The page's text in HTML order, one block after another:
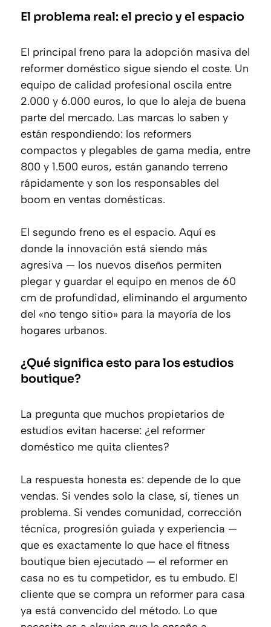
El problema real: el precio y el espacio
El principal freno para la adopción masiva del
reformer doméstico sigue siendo el coste. Un
equipo de calidad profesional oscila entre
2.000 y 6.000 euros, lo que lo aleja de buena
parte del mercado. Las marcas lo saben y
están respondiendo: los reformers
compactos y plegables de gama media, entre
800 y 1.500 euros, están ganando terreno
rápidamente y son los responsables del
boom en ventas domésticas.
El segundo freno es el espacio. Aquí es
donde la innovación está siendo más
agresiva — los nuevos diseños permiten
plegar y guardar el equipo en menos de 60
cm de profundidad, eliminando el argumento
del «no tengo sitio» para la mayoría de los
hogares urbanos.
¿Qué significa esto para los estudios
boutique?
La pregunta que muchos propietarios de
estudios evitan hacerse: ¿el reformer
doméstico me quita clientes?
La respuesta honesta es: depende de lo que
vendas. Si vendes solo la clase, sí, tienes un
problema. Si vendes comunidad, corrección
técnica, progresión guiada y experiencia —
que es exactamente lo que hace el fitness
boutique bien ejecutado — el reformer en
casa no es tu competidor, es tu embudo. El
cliente que se compra un reformer para casa
ya está convencido del método. Lo que